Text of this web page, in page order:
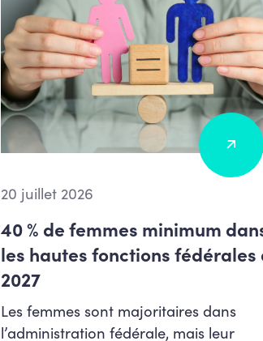
20 juillet 2026
40 % de femmes minimum
les hautes fonctions fédérales
2027
Les femmes sont majoritaires dans
l’administration fédérale, mais leur